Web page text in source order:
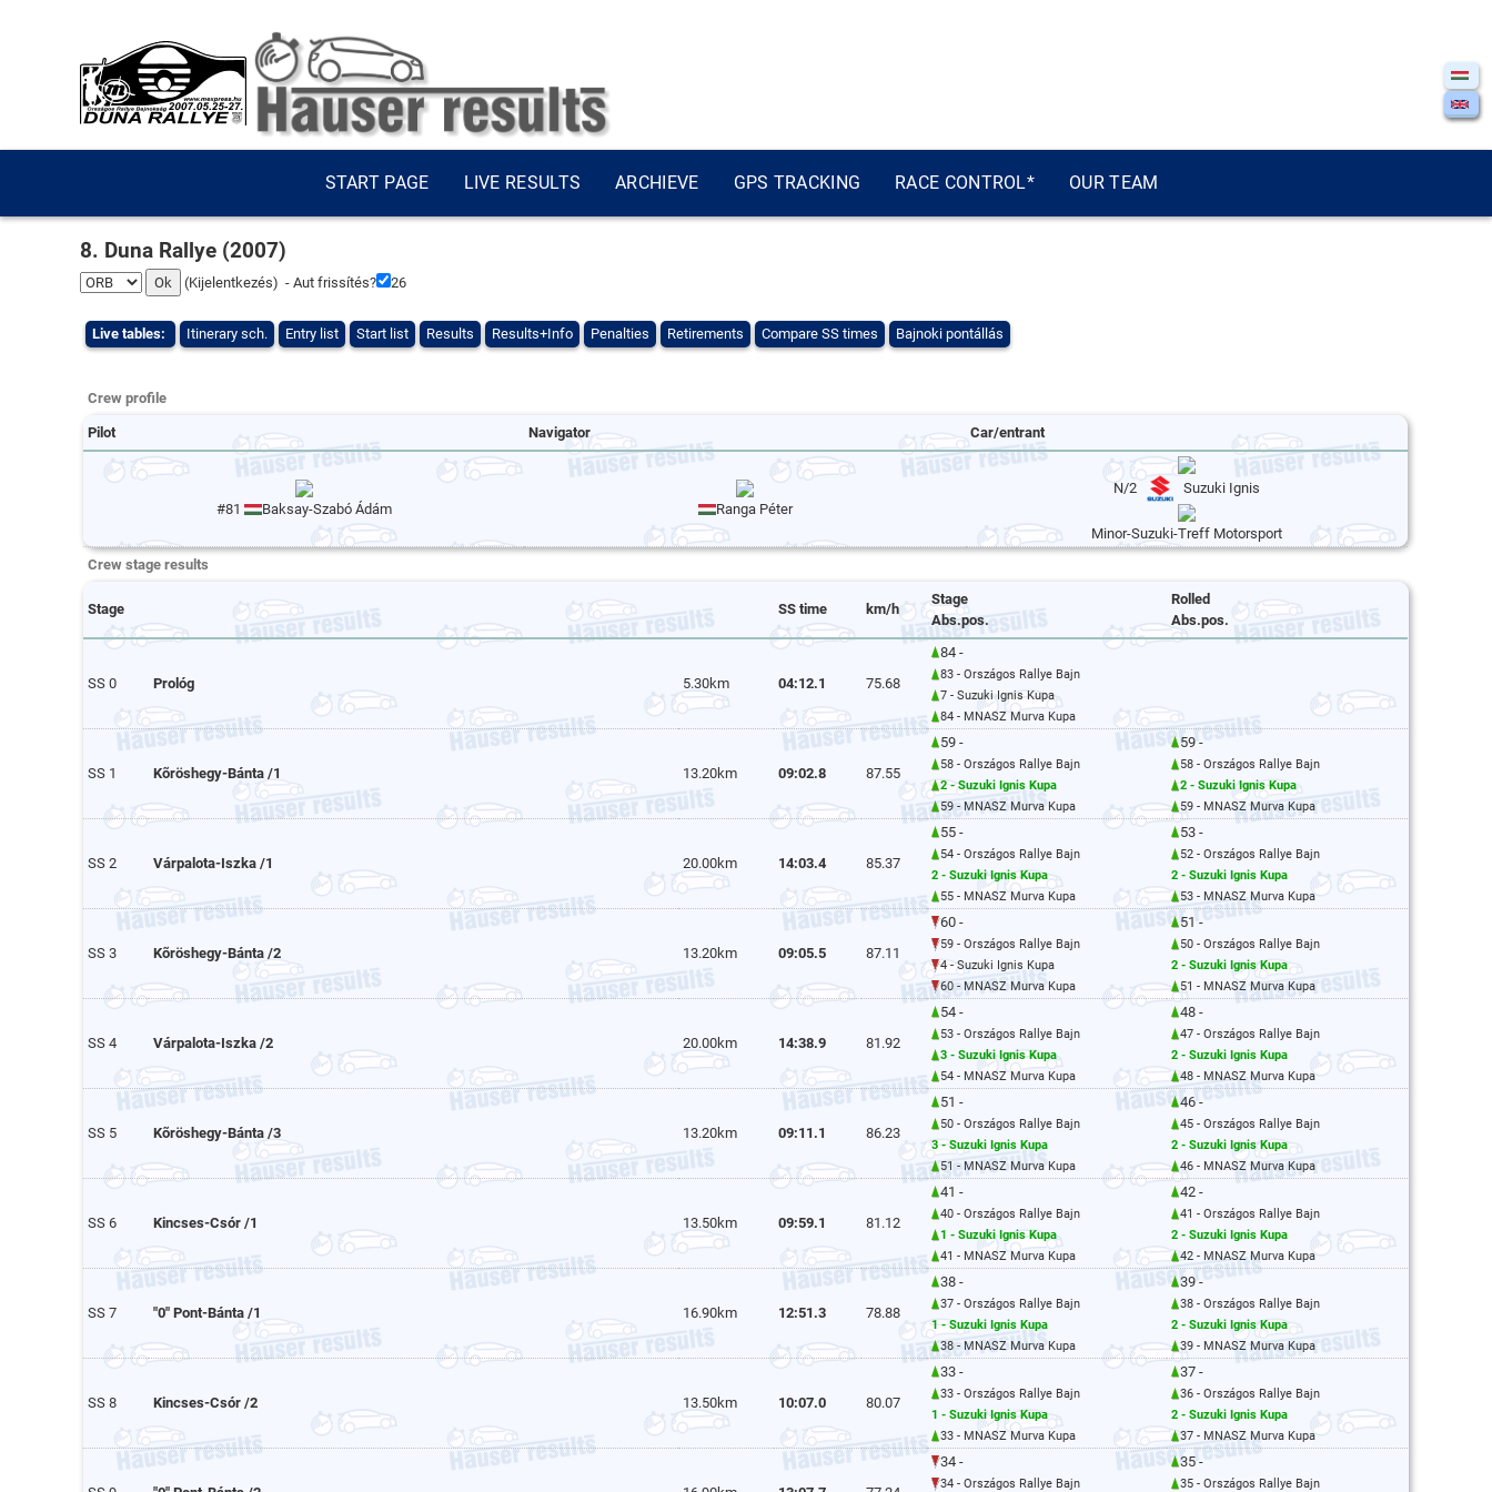
START PAGE LIVE RESULTS ARCHIEVE GPS TRACKING RACE CONTROL* OUR TEAM
8. Duna Rallye (2007)
(Kijelentkezés) - Aut frissítés? 26
Live tables: Itinerary sch. Entry list Start list Results Results+Info Penalties Retirements Compare SS times Bajnoki pontállás
Crew profile
Pilot Navigator Car/entrant
#81 Baksay-Szabó Ádám Ranga Péter
N/2 Suzuki Ignis
Minor-Suzuki-Treff Motorsport
Crew stage results
Stage SS time km/h
Stage
Abs.pos.
Rolled
Abs.pos.
SS 0 Prológ 5.30km 04:12.1 75.68
84 -
83 - Országos Rallye Bajn
7 - Suzuki Ignis Kupa
84 - MNASZ Murva Kupa
SS 1 Kõröshegy-Bánta /1 13.20km 09:02.8 87.55
59 -
58 - Országos Rallye Bajn
2 - Suzuki Ignis Kupa
59 - MNASZ Murva Kupa
59 -
58 - Országos Rallye Bajn
2 - Suzuki Ignis Kupa
59 - MNASZ Murva Kupa
SS 2 Várpalota-Iszka /1 20.00km 14:03.4 85.37
55 -
54 - Országos Rallye Bajn
2 - Suzuki Ignis Kupa
55 - MNASZ Murva Kupa
53 -
52 - Országos Rallye Bajn
2 - Suzuki Ignis Kupa
53 - MNASZ Murva Kupa
SS 3 Kõröshegy-Bánta /2 13.20km 09:05.5 87.11
60 -
59 - Országos Rallye Bajn
4 - Suzuki Ignis Kupa
60 - MNASZ Murva Kupa
51 -
50 - Országos Rallye Bajn
2 - Suzuki Ignis Kupa
51 - MNASZ Murva Kupa
SS 4 Várpalota-Iszka /2 20.00km 14:38.9 81.92
54 -
53 - Országos Rallye Bajn
3 - Suzuki Ignis Kupa
54 - MNASZ Murva Kupa
48 -
47 - Országos Rallye Bajn
2 - Suzuki Ignis Kupa
48 - MNASZ Murva Kupa
SS 5 Kõröshegy-Bánta /3 13.20km 09:11.1 86.23
51 -
50 - Országos Rallye Bajn
3 - Suzuki Ignis Kupa
51 - MNASZ Murva Kupa
46 -
45 - Országos Rallye Bajn
2 - Suzuki Ignis Kupa
46 - MNASZ Murva Kupa
SS 6 Kincses-Csór /1 13.50km 09:59.1 81.12
41 -
40 - Országos Rallye Bajn
1 - Suzuki Ignis Kupa
41 - MNASZ Murva Kupa
42 -
41 - Országos Rallye Bajn
2 - Suzuki Ignis Kupa
42 - MNASZ Murva Kupa
SS 7 "0" Pont-Bánta /1 16.90km 12:51.3 78.88
38 -
37 - Országos Rallye Bajn
1 - Suzuki Ignis Kupa
38 - MNASZ Murva Kupa
39 -
38 - Országos Rallye Bajn
2 - Suzuki Ignis Kupa
39 - MNASZ Murva Kupa
SS 8 Kincses-Csór /2 13.50km 10:07.0 80.07
33 -
33 - Országos Rallye Bajn
1 - Suzuki Ignis Kupa
33 - MNASZ Murva Kupa
37 -
36 - Országos Rallye Bajn
2 - Suzuki Ignis Kupa
37 - MNASZ Murva Kupa
34 -
34 - Országos Rallye Bajn
35 -
35 - Országos Rallye Bajn